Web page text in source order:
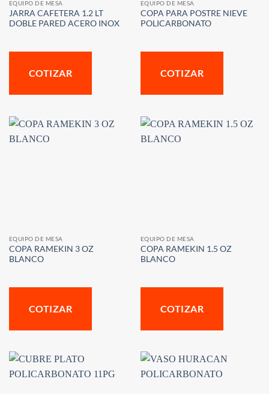
EQUIPO DE MESA
JARRA CAFETERA 1.2 LT
DOBLE PARED ACERO INOX
COTIZAR
EQUIPO DE MESA
COPA PARA POSTRE NIEVE
POLICARBONATO
COTIZAR
EQUIPO DE MESA
COPA RAMEKIN 3 OZ
BLANCO
COTIZAR
EQUIPO DE MESA
COPA RAMEKIN 1.5 OZ
BLANCO
COTIZAR